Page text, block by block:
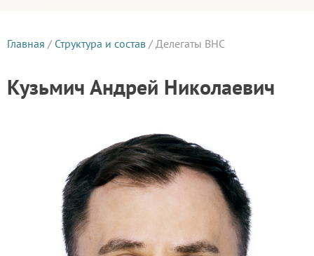
Главная / Структура и состав / Делегаты ВНС
Кузьмич Андрей Николаевич